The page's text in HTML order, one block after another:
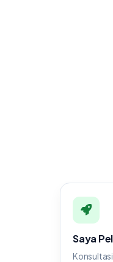
Saya